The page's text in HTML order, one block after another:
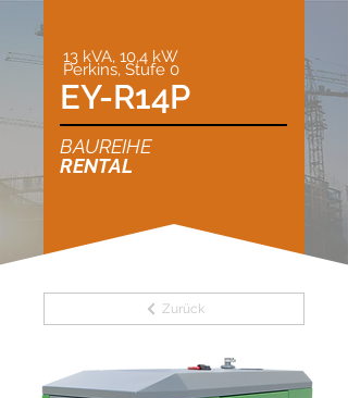
13 kVA, 10,4 kW
Perkins, Stufe 0
EY-R14P
BAUREIHE
RENTAL
Zurück